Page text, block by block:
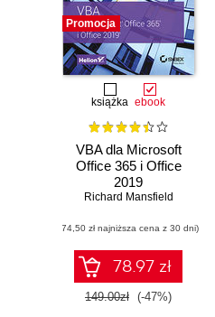
Promocja
książka ebook
VBA dla Microsoft
Office 365 i Office
2019
Richard Mansfield
(74,50 zł najniższa cena z 30 dni)
78.97 zł
149.00zł (-47%)